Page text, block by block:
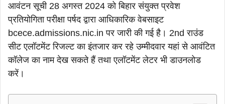
आवंटन सूची 28 अगस्त 2024 को बिहार संयुक्त प्रवेश
प्रतियोगिता परीक्षा पर्षद द्वारा आधिकारिक वेबसाइट
bcece.admissions.nic.in पर जारी की गई है। 2nd राउंड
सीट एलॉटमेंट रिजल्ट का इंतजार कर रहे उम्मीदवार यहां से आवंटित
कॉलेज का नाम देख सकते हैं तथा एलॉटमेंट लेटर भी डाउनलोड
करें।